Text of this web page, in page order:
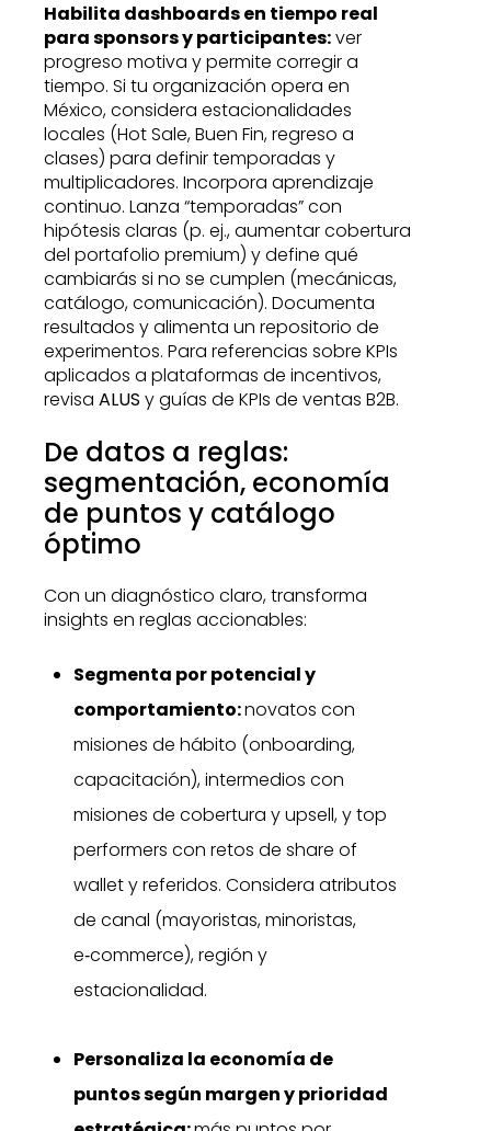
Habilita dashboards en tiempo real
para sponsors y participantes:ver
progreso motiva y permite corregir a
tiempo. Si tu organización opera en
México, considera estacionalidades
locales (Hot Sale, Buen Fin, regreso a
clases) para definir temporadas y
multiplicadores. Incorpora aprendizaje
continuo. Lanza “temporadas” con
hipótesis claras (p. ej., aumentar cobertura
del portafolio premium) y define qué
cambiarás si no se cumplen (mecánicas,
catálogo, comunicación). Documenta
resultados y alimenta un repositorio de
experimentos. Para referencias sobre KPIs
aplicados a plataformas de incentivos,
revisa ALUS y guías de KPIs de ventas B2B.
De datos a reglas:
segmentación, economía
de puntos y catálogo
óptimo
Con un diagnóstico claro, transforma
insights en reglas accionables:
Segmenta por potencial y
comportamiento:novatos con
misiones de hábito (onboarding,
capacitación), intermedios con
misiones de cobertura y upsell, y top
performers con retos de share of
wallet y referidos. Considera atributos
de canal (mayoristas, minoristas,
e‑commerce), región y
estacionalidad.
Personaliza la economía de
puntos según margen y prioridad